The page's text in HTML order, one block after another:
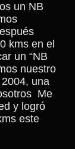
un NB
kms en el
un “NB
nuestro
una
Me
y logró
este